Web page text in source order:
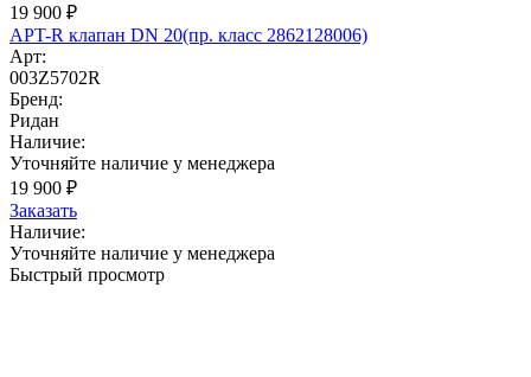
19 900 ₽
APT-R клапан DN 20(пр. класс 2862128006)
Арт:
003Z5702R
Бренд:
Ридан
Наличие:
Уточняйте наличие у менеджера
19 900 ₽
Заказать
Наличие:
Уточняйте наличие у менеджера
Быстрый просмотр